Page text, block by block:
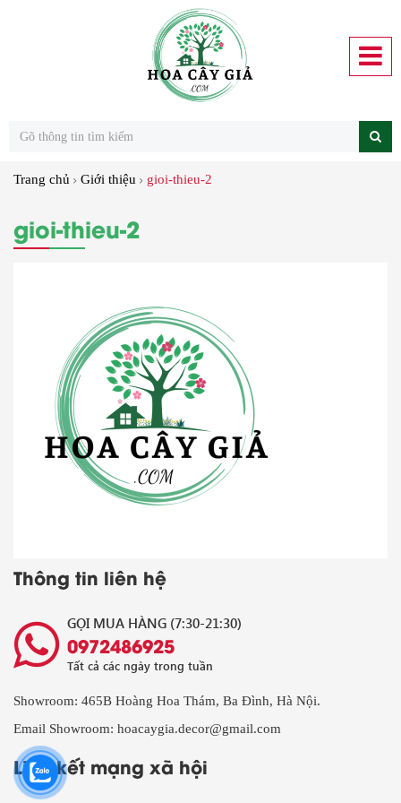
Trang chủ Giới thiệu gioi-thieu-2
gioi-thieu-2
Thông tin liên hệ
GỌI MUA HÀNG (7:30-21:30)
0972486925
Tất cả các ngày trong tuần
Showroom: 465B Hoàng Hoa Thám, Ba Đình, Hà Nội.
Email Showroom: hoacaygia.decor@gmail.com
Liên kết mạng xã hội